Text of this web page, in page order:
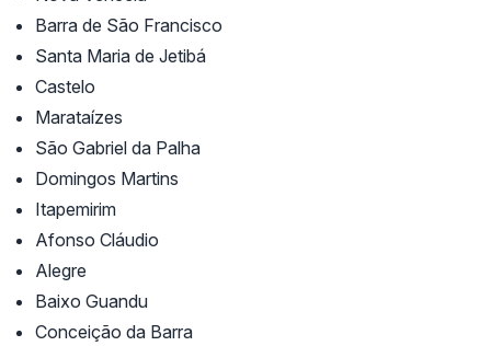
Barra de São Francisco
Santa Maria de Jetibá
Castelo
Marataízes
São Gabriel da Palha
Domingos Martins
Itapemirim
Afonso Cláudio
Alegre
Baixo Guandu
Conceição da Barra